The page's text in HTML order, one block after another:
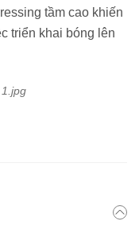
tầm cao khiến
triển khai bóng lên